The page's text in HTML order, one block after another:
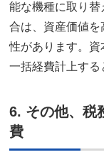
能な機種に取り
合は、資産価値
性があります。資
一括経費計上する
6. その他、税
費